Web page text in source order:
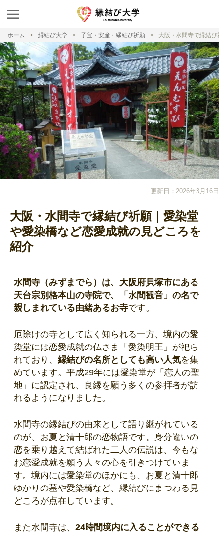
ホーム 縁結び大学 子宝・安産・縁結び祈願 大阪・水間寺で縁結
更新日：2026年3月16日
大阪・水間寺で縁結び祈願｜愛染堂
や愛染橋など恋愛成就の見どころを
紹介
水間寺（みずまでら）は、大阪府貝塚市にある
天台宗別格本山の寺院で、「水間観音」の名で
親しまれている由緒あるお寺です。
厄除けの寺として広く知られる一方、境内の愛
染堂には恋愛成就の仏さま「愛染明王」が祀ら
れており、 縁結びの名所としても高い人気を集
めています。平成29年には愛染堂が「恋人の聖
地」に認定され、良縁を願う多くの参拝者が訪
れるようになりました。
水間寺の縁結びの由来として語り継がれている
のが、お夏と清十郎の恋物語です。身分違いの
恋を乗り越えて結ばれた二人の伝説は、今もな
お恋愛成就を願う人々の心を引きつけていま
す。境内には愛染堂のほかにも、お夏と清十郎
ゆかりの墓や愛染橋など、縁結びにまつわる見
どころが点在しています。
また水間寺は、 24時間境内に入ることができる